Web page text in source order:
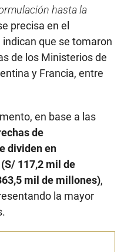
en base a las
de
dividen en
117,2 mil de
la mayor
sobre el sector